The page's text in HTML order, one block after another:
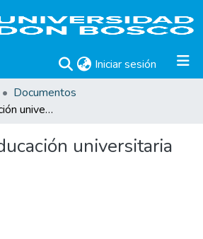
Iniciar sesión (current)
Documentos
Política de educación universitaria
universitaria